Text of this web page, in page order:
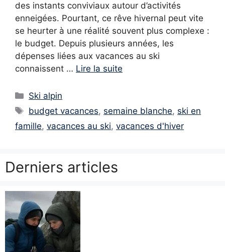
des instants conviviaux autour d’activités
enneigées. Pourtant, ce rêve hivernal peut vite
se heurter à une réalité souvent plus complexe :
le budget. Depuis plusieurs années, les
dépenses liées aux vacances au ski
connaissent … Lire la suite
Catégories
Ski alpin
Étiquettes
budget vacances, semaine blanche, ski en
famille, vacances au ski, vacances d'hiver
Derniers articles